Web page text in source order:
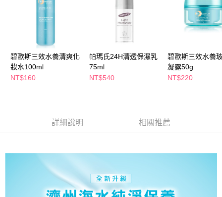
１．於結帳方式選擇「AFTEE先享後付」後，將跳轉至「AFTEE先享後付」
結帳頁面，進行簡訊認證並確認金額後，即可完成結帳。
２．訂單成立數日內，您將收到繳費通知簡訊。
３．收到繳費通知簡訊後14天內，點擊此簡訊中的連結，可透過四大超商／
ATM／網路銀行／等多元方式進行付款，方視為交易完成。
※ 請注意：結帳手續完成當下不需立刻繳費，但若您需要取消訂單，請聯絡
購買商品的店家。未經商家同意取消之訂單仍視為有效，需透過AFTEE先享
後付繳納相關費用。
※ 交易是否成功請以「AFTEE先享後付 」之結帳頁面顯示為準，若有關於
１．透過由恩沛科技股份有限公司提供之「AFTEE先享後付」服務完成之交
「AFTEE先享後付」，若未經同意申辦者引起之損失，本公司不負相關責
４．使用「AFTEE先享後付」時，將依據個別帳號之用戶狀況，依本公司即
每筆NT$65，滿NT$390(含以上)免運費
萊爾富取貨付款
每筆NT$65，滿NT$490(含以上)免運費
付款後萊爾富取貨
每筆NT$65，滿NT$490(含以上)免運費
每筆NT$65，滿NT$490(含以上)免運費
每筆NT$100，滿NT$790(含以上)免運費
碧歐斯三效水養清爽化
妝水100ml
NT$160
帕瑪氏24H清透保濕乳
75ml
NT$540
碧歐斯三效水養
凝露50g
NT$220
詳細說明 相關推薦